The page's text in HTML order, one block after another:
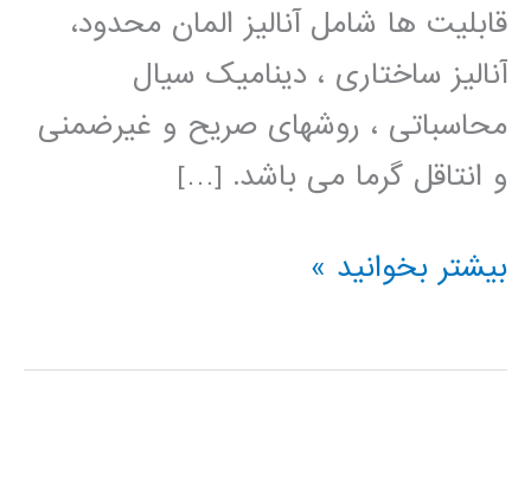
قابلیت ها شامل آنالیز المان محدود،
آنالیز ساختاری ، دینامیک سیال
محاسباتی ، روشهای صریح و غیرضمنی
و انتاقل گرما می باشد. […]
فیلم
فارسی
بیشتر بخوانید »